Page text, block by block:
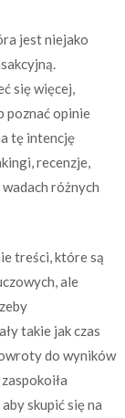
jest niejako
się więcej,
poznać opinie
tę intencję
recenzje,
różnych
treści, które są
ale
takie jak czas
do wyników
skupić się na